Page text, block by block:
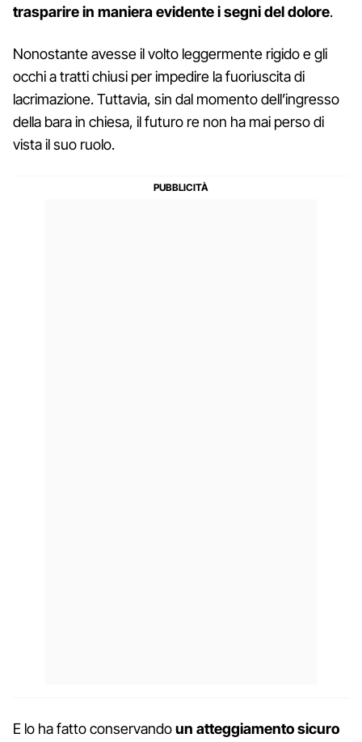
trasparire in maniera evidente i segni del dolore.
Nonostante avesse il volto leggermente rigido e gli
occhi a tratti chiusi per impedire la fuoriuscita di
lacrimazione. Tuttavia, sin dal momento dell’ingresso
della bara in chiesa, il futuro re non ha mai perso di
vista il suo ruolo.
E lo ha fatto conservandoun atteggiamento sicuro